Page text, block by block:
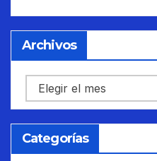
Archivos
Archivos
Categorías